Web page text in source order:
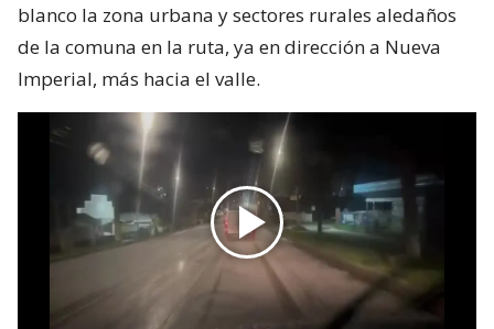
blanco la zona urbana y sectores rurales aledaños
de la comuna en la ruta, ya en dirección a Nueva
Imperial, más hacia el valle.